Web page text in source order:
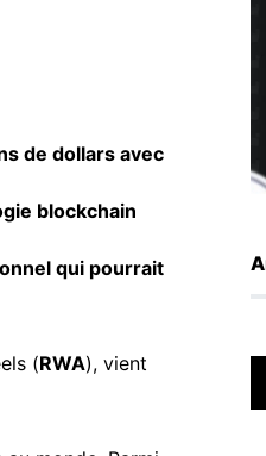
de dollars avec
blockchain
qui pourrait
(RWA), vient